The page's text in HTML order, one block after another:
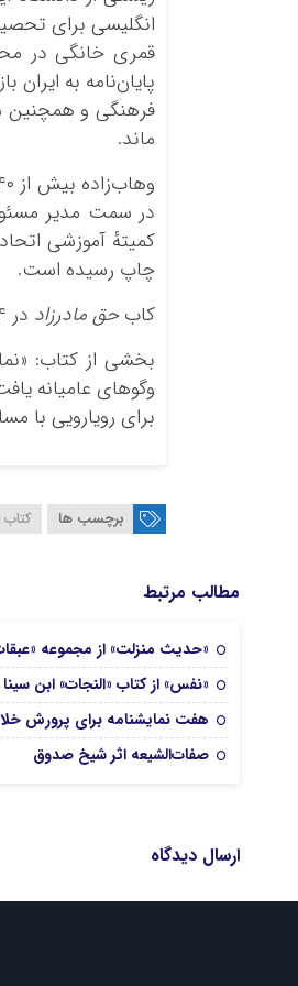
انگلیسی برای
قمری خانگی در
فرهنگی و همچنین
ماند.
در سمت مدیر
چاپ رسیده است.
کاب حق مادرزاد در ۳۸۴ صفحه توسط نشر نو منتشر شده است.
بخشی از کتاب:
وگوهای عامیانه
برای رویارویی با
برچسب ها
مطالب مرتبط
«حدیث منزلت» از مجموعه
«نفس» از کتاب «النجات» ابن‌
هفت نمایشنامه برای پرورش
صفات‌الشیعه اثر شیخ صدوق
ارسال دیدگاه